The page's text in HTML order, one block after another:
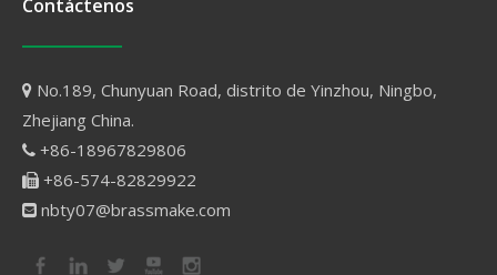
Contáctenos
 No.189, Chunyuan Road, distrito de Yinzhou, Ningbo,
Zhejiang China.
 +86-18967829806
 +86-574-82829922
 nbty07@brassmake.com